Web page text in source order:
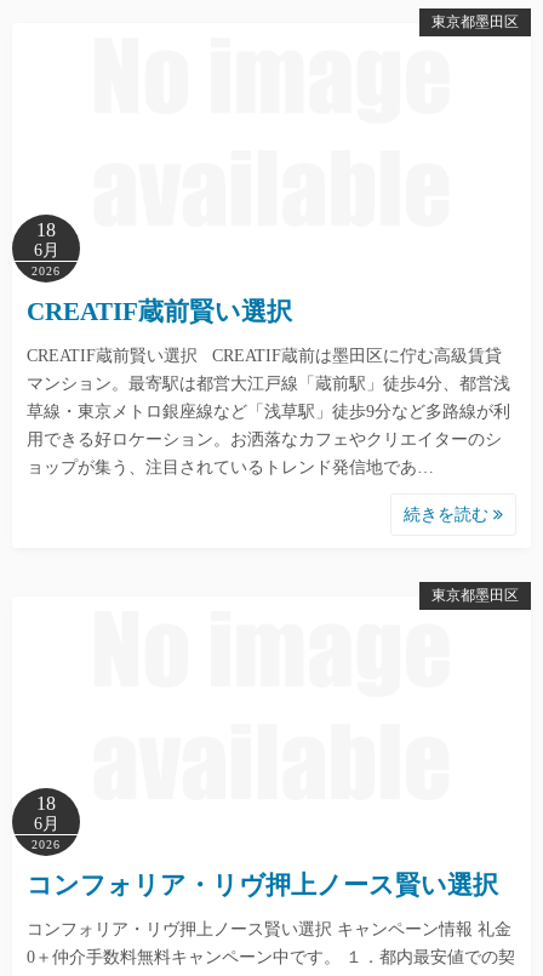
東京都墨田区
18
6月
2026
CREATIF蔵前賢い選択
CREATIF蔵前賢い選択 CREATIF蔵前は墨田区に佇む高級賃貸
マンション。最寄駅は都営大江戸線「蔵前駅」徒歩4分、都営浅
草線・東京メトロ銀座線など「浅草駅」徒歩9分など多路線が利
用できる好ロケーション。お洒落なカフェやクリエイターのシ
ョップが集う、注目されているトレンド発信地であ…
続きを読む
東京都墨田区
18
6月
2026
コンフォリア・リヴ押上ノース賢い選択
コンフォリア・リヴ押上ノース賢い選択 キャンペーン情報 礼金
0＋仲介手数料無料キャンペーン中です。 １．都内最安値での契